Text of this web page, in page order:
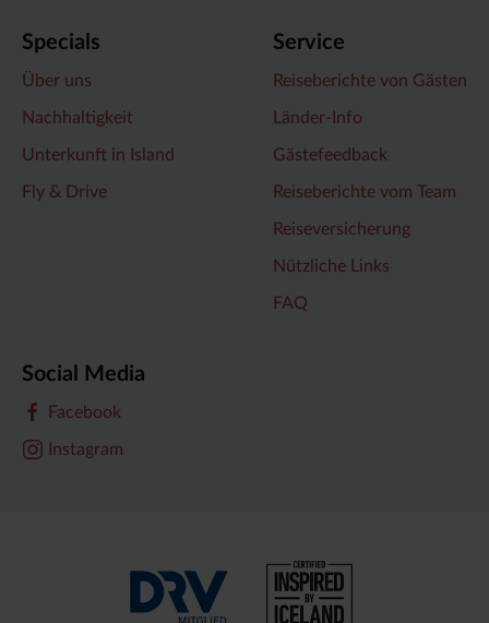
Specials
Über uns
Nachhaltigkeit
Unterkunft in Island
Fly & Drive
Service
Reiseberichte von Gästen
Länder-Info
Gästefeedback
Reiseberichte vom Team
Reiseversicherung
Nützliche Links
FAQ
Social Media
Facebook
Instagram